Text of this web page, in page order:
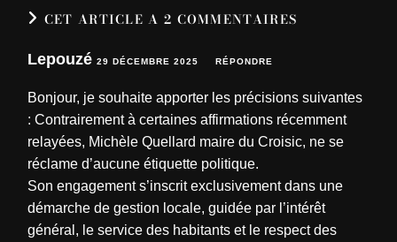
CET ARTICLE A 2 COMMENTAIRES
Lepouzé29 DÉCEMBRE 2025 RÉPONDRE
Bonjour, je souhaite apporter les précisions suivantes
: Contrairement à certaines affirmations récemment
relayées, Michèle Quellard maire du Croisic, ne se
réclame d’aucune étiquette politique.
Son engagement s’inscrit exclusivement dans une
démarche de gestion locale, guidée par l’intérêt
général, le service des habitants et le respect des